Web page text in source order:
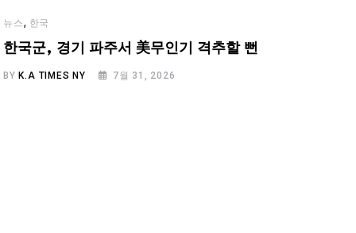
뉴스, 한국
한국군, 경기 파주서 美무인기 격추할 뻔
BY K.A TIMES NY 7월 31, 2026